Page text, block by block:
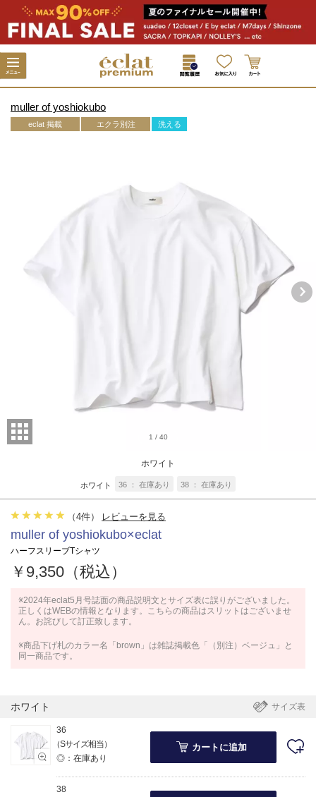
muller of yoshiokubo
eclat 掲載 エクラ別注 洗える
1 / 40
ホワイト
ホワイト 36 在庫あり 38 在庫あり
（4件） レビューを見る
muller of yoshiokubo×eclat
ハーフスリーブTシャツ
￥9,350（税込）
※2024年eclat5月号誌面の商品説明文とサイズ表に誤りがございました。
正しくはWEBの情報となります。こちらの商品はスリットはございませ
ん。お詫びして訂正致します。
※商品下げ札のカラー名「brown」は雑誌掲載色「（別注）ベージュ」と
同一商品です。
サイズ表
ホワイト
36
（Sサイズ相当）
◎：在庫あり
カートに追加
38